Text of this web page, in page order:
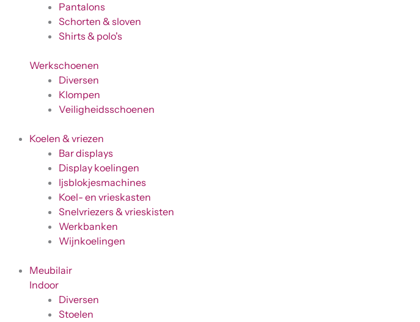
Pantalons
Schorten & sloven
Shirts & polo's
Werkschoenen
Diversen
Klompen
Veiligheidsschoenen
Koelen & vriezen
Bar displays
Display koelingen
Ijsblokjesmachines
Koel- en vrieskasten
Snelvriezers & vrieskisten
Werkbanken
Wijnkoelingen
Meubilair
Indoor
Diversen
Stoelen